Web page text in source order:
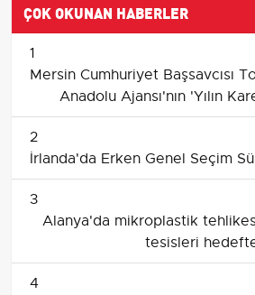
ÇOK OKUNAN HABERLER
1
Mersin Cumhuriyet Başsavcısı
Anadolu Ajansı'nın 'Yılın
2
İrlanda'da Erken Genel Seçim
3
Alanya'da mikroplastik
tesisleri
4